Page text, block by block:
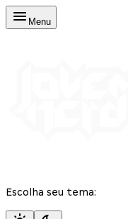
Menu
Escolha seu tema: